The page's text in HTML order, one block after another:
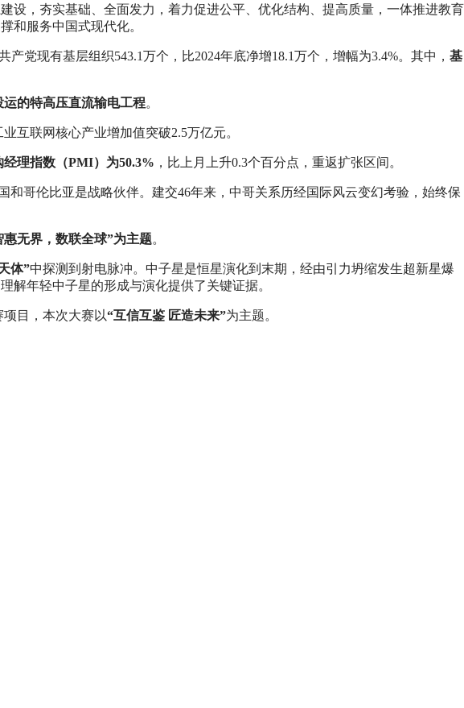
设，夯实基础、全面发力，着力促进公平、优化结构、提高质量，一体推进教育
和服务中国式现代化。
产党现有基层组织543.1万个，比2024年底净增18.1万个，增幅为3.4%。其中， 基
的特高压直流输电工程。
互联网核心产业增加值突破2.5万亿元。
经理指数（PMI）为50.3% ，比上月上升0.3个百分点，重返扩张区间。
和哥伦比亚是战略伙伴。建交46年来，中哥关系历经国际风云变幻考验，始终保
无界，数联全球”‌为主题。
体”中探测到射电脉冲。中子星是恒星演化到末期，经由引力坍缩发生超新星爆
解年轻中子星的形成与演化提供了关键证据。
项目，本次大赛以“互信互鉴 匠造未来”为主题。